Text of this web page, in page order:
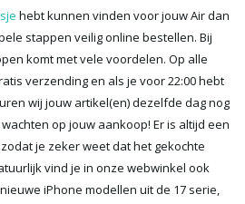
hebt kunnen vinden voor jouw Air dan
stappen veilig online bestellen. Bij
komt met vele voordelen. Op alle
verzending en als je voor 22:00 hebt
wij jouw artikel(en) dezelfde dag nog
op jouw aankoop! Er is altijd een
je zeker weet dat het gekochte
vind je in onze webwinkel ook
iPhone modellen uit de 17 serie,